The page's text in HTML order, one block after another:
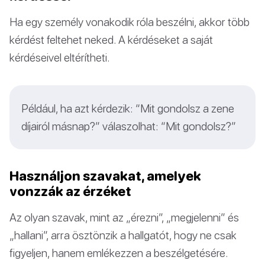
Ha egy személy vonakodik róla beszélni, akkor több
kérdést feltehet neked. A kérdéseket a saját
kérdéseivel eltérítheti.
Például, ha azt kérdezik: “Mit gondolsz a zene
díjairól másnap?” válaszolhat: “Mit gondolsz?”
Használjon szavakat, amelyek
vonzzák az érzéket
Az olyan szavak, mint az „érezni”, „megjelenni” és
„hallani”, arra ösztönzik a hallgatót, hogy ne csak
figyeljen, hanem emlékezzen a beszélgetésére.